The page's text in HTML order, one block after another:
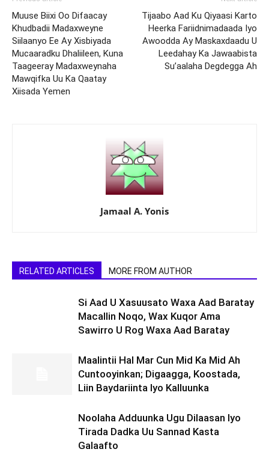
Muuse Biixi Oo Difaacay
Khudbadii Madaxweyne
Siilaanyo Ee Ay Xisbiyada
Mucaaradku Dhaliileen, Kuna
Taageeray Madaxweynaha
Mawqifka Uu Ka Qaatay
Xiisada Yemen
Tijaabo Aad Ku Qiyaasi Karto
Heerka Fariidnimadaada Iyo
Awoodda Ay Maskaxdaadu U
Leedahay Ka Jawaabista
Su’aalaha Degdegga Ah
Jamaal A. Yonis
RELATED ARTICLES MORE FROM AUTHOR
Si Aad U Xasuusato Waxa Aad Baratay
Macallin Noqo, Wax Kuqor Ama
Sawirro U Rog Waxa Aad Baratay
Maalintii Hal Mar Cun Mid Ka Mid Ah
Cuntooyinkan; Digaagga, Koostada,
Liin Baydariinta Iyo Kalluunka
Noolaha Adduunka Ugu Dilaasan Iyo
Tirada Dadka Uu Sannad Kasta
Galaafto